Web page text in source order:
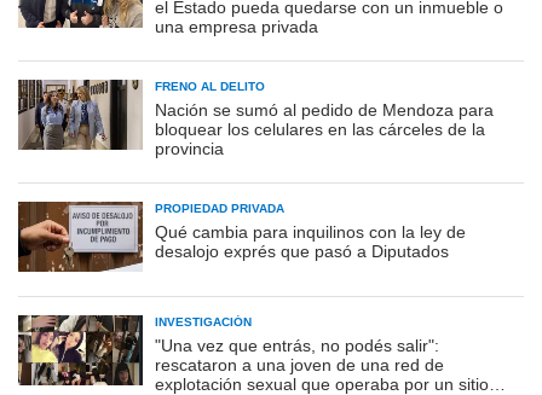
el Estado pueda quedarse con un inmueble o
una empresa privada
FRENO AL DELITO
Nación se sumó al pedido de Mendoza para
bloquear los celulares en las cárceles de la
provincia
PROPIEDAD PRIVADA
Qué cambia para inquilinos con la ley de
desalojo exprés que pasó a Diputados
INVESTIGACIÓN
"Una vez que entrás, no podés salir":
rescataron a una joven de una red de
explotación sexual que operaba por un sitio